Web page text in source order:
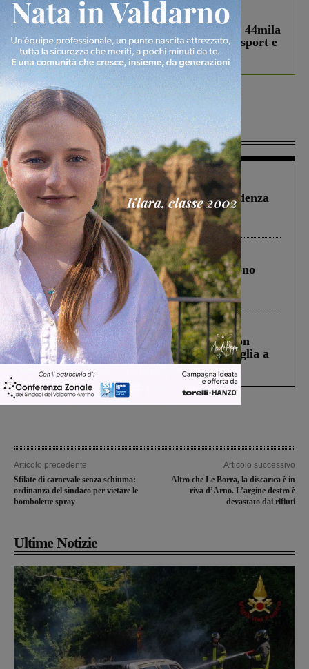
In vetrina 3 Agosto 2026
Estra Notizie agosto: Smart Cities, oltre 44mila
studenti coinvolti, torna il bando per lo sport e
debutta il podcast Estrair
Più lette
Figline Incisa Valdarno 1 Agosto 2026
Piscina di Figline finanziata oltre la scadenza
Pnrr, il gruppo di Fratelli d’Italia: “Un
ringraziamento al Governo”
Cronaca 4 Agosto 2026
Un anno fa la strage in A1 in cui morirono
Gianni, Giulia e Franco. Lo schianto, il
processo, lo stop ai sorpassi fra tir....
Cronaca 3 Agosto 2026
Scomparso da una struttura di Castiglion
Fiorentino l’uomo che aveva ucciso la figlia a
Levane nel 2020
Articolo precedente
Sfilate di carnevale senza schiuma:
ordinanza del sindaco per vietare le
bombolette spray
Articolo successivo
Altro che Le Borra, la discarica è in
riva d’Arno. L’argine destro è
devastato dai rifiuti
Ultime Notizie